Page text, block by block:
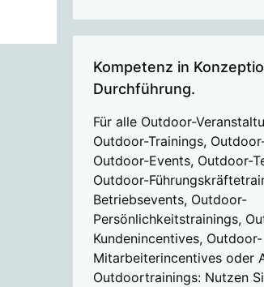
Kompetenz in
Durchführung.
Für alle Outdoor-
Outdoor-Trainings,
Outdoor-Events, Outdoor-
Outdoor-
Betriebsevents, Outdoor-
Persönlichkeitstrainings,
Kundenincentives, Outdoor-
Mitarbeiterincentives oder
Outdoortrainings: Nutzen